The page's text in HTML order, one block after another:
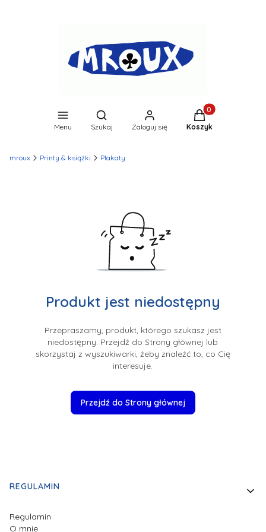
Menu
Otwórz wyszukiwarkę
Szukaj Zaloguj się
Produkty w
Koszyk
mroux Printy & książki Plakaty
Produkt jest niedostępny
Przepraszamy, produkt, którego szukasz jest
niedostępny. Przejdź do Strony głównej lub
skorzystaj z wyszukiwarki, żeby znaleźć to, co Cię
interesuje.
Przejdź do Strony głównej
Linki w stopce
REGULAMIN
Regulamin
O mnie